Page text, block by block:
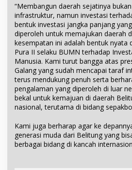
“Membangun daerah sejatinya
infrastruktur, namun investasi
bentuk investasi jangka panjang
diperoleh untuk memajukan daerah
kesempatan ini adalah bentuk nyata
Pura II selaku BUMN terhadap
Manusia. Kami turut bangga atas
Galang yang sudah mencapai taraf
terus mendukung penuh serta
pengalaman yang diperoleh di luar
bekal untuk kemajuan di daerah
nasional, terutama di bidang
Kami juga berharap agar ke
generasi muda dari Belitung yang
berbagai bidang di kancah